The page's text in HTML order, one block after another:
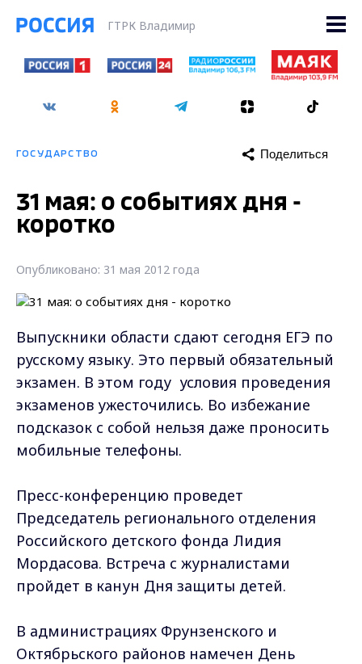
ГТРК Владимир
ГОСУДАРСТВО Поделиться
31 мая: о событиях дня -
коротко
Опубликовано: 31 мая 2012 года
Выпускники области сдают сегодня ЕГЭ по
русскому языку. Это первый обязательный
экзамен. В этом году условия проведения
экзаменов ужесточились. Во избежание
подсказок с собой нельзя даже проносить
мобильные телефоны.
Пресс-конференцию проведет
Председатель регионального отделения
Российского детского фонда Лидия
Мордасова. Встреча с журналистами
пройдет в канун Дня защиты детей.
В администрациях Фрунзенского и
Октябрьского районов намечен День